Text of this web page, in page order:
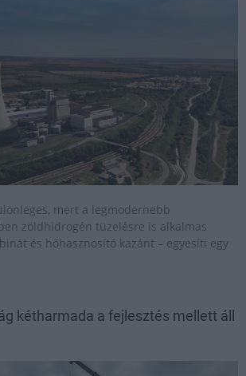
mert a legmodernebb
zöldhidrogén tüzelésre is alkalmas
és hőhasznosító kazánt – egyesíti egy
kétharmada a fejlesztés mellett áll